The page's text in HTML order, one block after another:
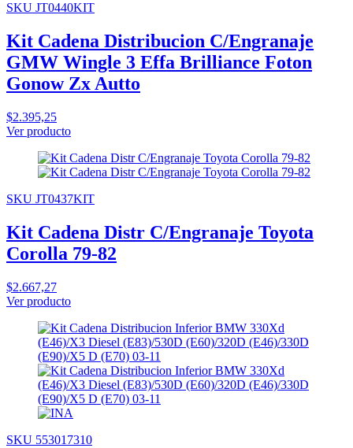
SKU JT0440KIT
Kit Cadena Distribucion C/Engranaje
GMW Wingle 3 Effa Brilliance Foton
Gonow Zx Autto
$2.395,25
Ver producto
SKU JT0437KIT
Kit Cadena Distr C/Engranaje Toyota
Corolla 79-82
$2.667,27
Ver producto
SKU 553017310